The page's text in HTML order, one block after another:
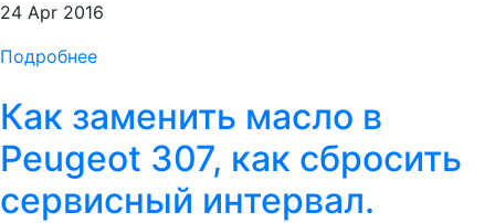
24 Apr 2016
Подробнее
Как заменить масло в
Peugeot 307, как сбросить
сервисный интервал.